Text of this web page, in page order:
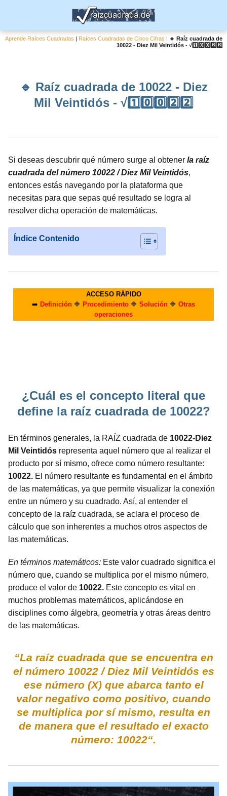
Aprende Raíces Cuadradas | Raíces Cuadradas de Cinco Cifras | 🔹 Raíz cuadrada de
10022 - Diez Mil Veintidós - √1️⃣0️⃣0️⃣2️⃣2️⃣
🔹 Raíz cuadrada de 10022 - Diez
Mil Veintidós - √1️⃣0️⃣0️⃣2️⃣2️⃣
Si deseas descubrir qué número surge al obtener la raíz
cuadrada del número 10022 / Diez Mil Veintidós,
entonces estás navegando por la plataforma que
necesitas para que sepas qué resultado se logra al
resolver dicha operación de matemáticas.
Índice Contenido
ACCESO RÁPIDO
➡️ Definición 🔷 Procedimiento 🔷 Solución 🔷 Otras
operaciones
¿Cuál es el concepto literal que
define la raíz cuadrada de 10022?
En términos generales, la RAÍZ cuadrada de 10022-Diez
Mil Veintidós representa aquel número que al realizar el
producto por sí mismo, ofrece como número resultante:
10022. El número resultante es fundamental en el ámbito
de las matemáticas, ya que permite visualizar la conexión
entre un número y su cuadrado. Así, al entender el
concepto de la raíz cuadrada, se aclara el proceso de
cálculo que son inherentes a muchos otros aspectos de
las matemáticas.
En términos matemáticos: Este valor cuadrado significa el
número que, cuando se multiplica por el mismo número,
produce el valor de 10022. Este concepto es vital en
muchos problemas matemáticos, aplicándose en
disciplines como álgebra, geometría y otras áreas dentro
de las matemáticas.
“La raíz cuadrada que se encuentra en
el número 10022 / Diez Mil Veintidós es
ese número (X) que abarca tanto el
valor negativo como positivo, cuando
se multiplica por sí mismo, resulta en
de manera que el resultado el exacto
número: 10022“.